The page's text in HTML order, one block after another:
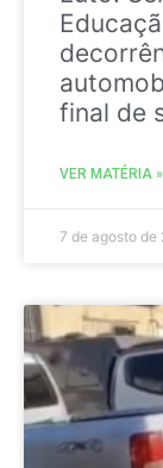
final de
VER MATÉRIA »
7 de agosto de